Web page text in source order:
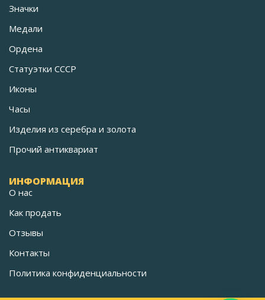
Значки
Медали
Ордена
Статуэтки СССР
Иконы
Часы
Изделия из серебра и золота
Прочий антиквариат
ИНФОРМАЦИЯ
О нас
Как продать
Отзывы
Контакты
Политика конфиденциальности